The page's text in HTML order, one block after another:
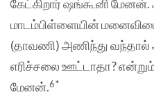
கேட்கிறார் ஷங்கூனி
மாடம்பிள்ளையின்
(தாவணி) அணிந்து வந்தால்
எரிச்சலை ஊட்டாதா?
மேனன்.6*